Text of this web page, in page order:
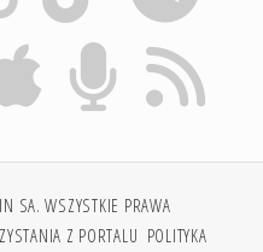
SA. WSZYSTKIE PRAWA
Z PORTALU POLITYKA